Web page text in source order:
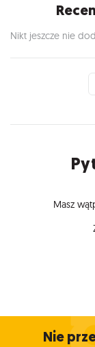
Nikt jeszcze nie
Masz
Nie